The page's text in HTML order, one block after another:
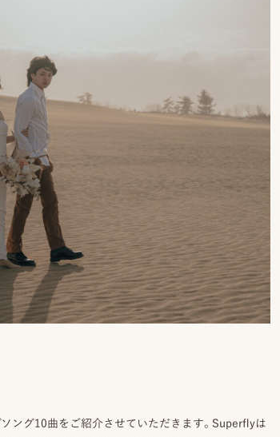
ング10曲をご紹介させていただきます。Superflyは